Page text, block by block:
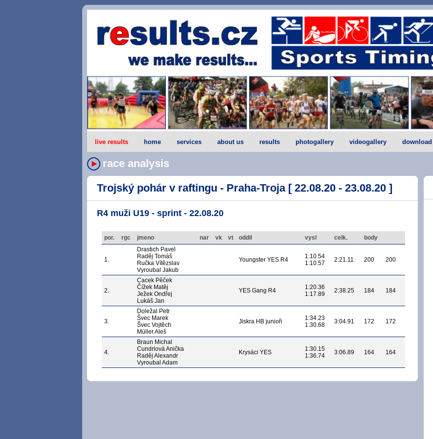
live results home services about us results photogallery videogallery download
race analysis
Trojský pohár v raftingu - Praha-Troja [ 22.08.20 - 23.08.20 ]
R4 muži U19 - sprint - 22.08.20
por. rgc jmeno nar vk vt oddil vysl celk. body
1.
Drastich Pavel
Raděj Tomáš
Ručka Vítězslav
Vyroubal Jakub
Youngster YES R4
1:10.54
1:10.57
2:21.11 200 200
2.
Cacek Pěček
Čížek Matěj
Ježek Ondřej
Lukáš Jan
YES Gang R4
1:20.36
1:17.89
2:38.25 184 184
3.
Doležal Petr
Švec Marek
Švec Vojtěch
Müller Aleš
Jiskra HB junioři
1:34.23
1:30.68
3:04.91 172 172
4.
Braun Michal
Cundrlová Anička
Raděj Alexandr
Vyroubal Adam
Krysáci YES
1:30.15
1:36.74
3:06.89 164 164